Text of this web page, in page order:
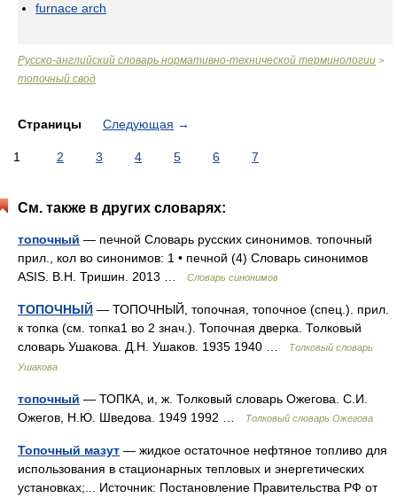
furnace arch
Русско-английский словарь нормативно-технической терминологии >
топочный свод
Страницы Следующая →
1 2 3 4 5 6 7
См. также в других словарях:
топочный — печной Словарь русских синонимов. топочный
прил., кол во синонимов: 1 • печной (4) Словарь синонимов
ASIS. В.Н. Тришин. 2013 …
Словарь синонимов
ТОПОЧНЫЙ — ТОПОЧНЫЙ, топочная, топочное (спец.). прил.
к топка (см. топка1 во 2 знач.). Топочная дверка. Толковый
словарь Ушакова. Д.Н. Ушаков. 1935 1940 …
Толковый словарь
Ушакова
топочный — ТОПКА, и, ж. Толковый словарь Ожегова. С.И.
Ожегов, Н.Ю. Шведова. 1949 1992 …
Толковый словарь Ожегова
Топочный мазут — жидкое остаточное нефтяное топливо для
использования в стационарных тепловых и энергетических
установках;... Источник: Постановление Правительства РФ от